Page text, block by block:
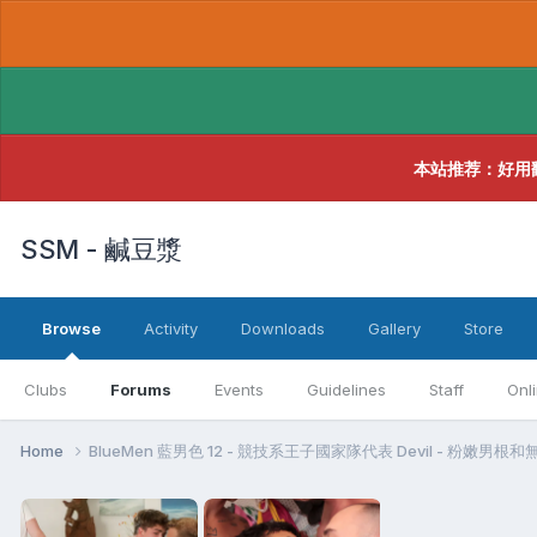
本站推荐：好用
SSM - 鹹豆漿
Browse
Clubs Forums Events Guidelines Staff
Activity Downloads Gallery Store
Home BlueMen 藍男色 12 - 競技系王子國家隊代表 Devil - 粉嫩男根和